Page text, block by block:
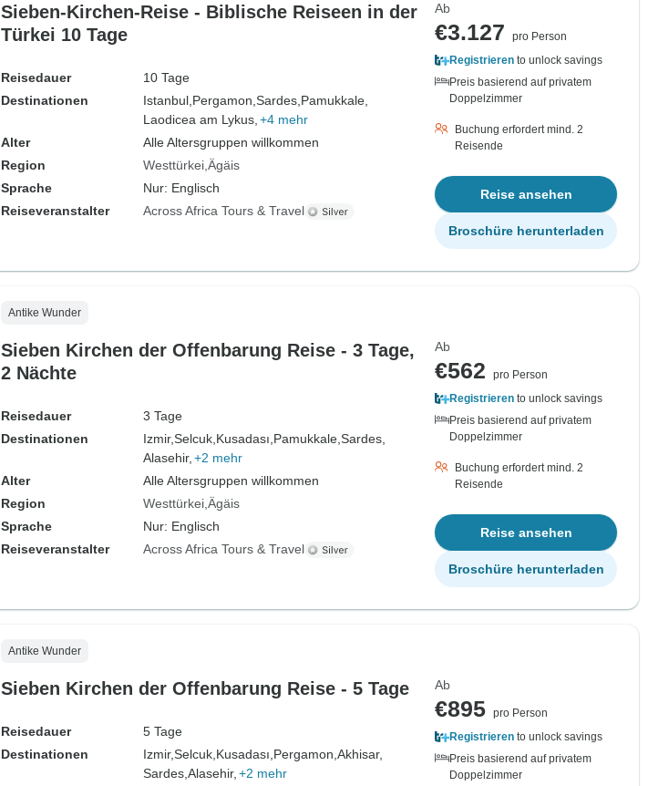
Sieben-Kirchen-Reise - Biblische Reiseen in der
Türkei 10 Tage
Reisedauer
10 Tage
Destinationen
Istanbul, Pergamon, Sardes, Pamukkale,
Laodicea am Lykus, +4 mehr
Alter
Alle Altersgruppen willkommen
Region
Westtürkei Ägäis
Sprache
Nur: Englisch
Reiseveranstalter
Across Africa Tours & Travel
Ab
€3.127
pro Person
Registrieren to unlock savings
Preis basierend auf privatem
Doppelzimmer
Buchung erfordert mind. 2
Reisende
Reise ansehen
Broschüre herunterladen
Antike Wunder
Sieben Kirchen der Offenbarung Reise - 3 Tage,
2 Nächte
Reisedauer
3 Tage
Destinationen
Izmir,Selcuk, Kusadası, Pamukkale, Sardes,
Alasehir, +2 mehr
Alter
Alle Altersgruppen willkommen
Region
Westtürkei Ägäis
Sprache
Nur: Englisch
Reiseveranstalter
Across Africa Tours & Travel
Ab
€562
pro Person
Registrieren to unlock savings
Preis basierend auf privatem
Doppelzimmer
Buchung erfordert mind. 2
Reisende
Reise ansehen
Broschüre herunterladen
Antike Wunder
Sieben Kirchen der Offenbarung Reise - 5 Tage
Reisedauer
5 Tage
Destinationen
Izmir,Selcuk, Kusadası, Pergamon, Akhisar,
Sardes, Alasehir, +2 mehr
Ab
€895 pro Person
Registrieren to unlock savings
Preis basierend auf privatem
Doppelzimmer